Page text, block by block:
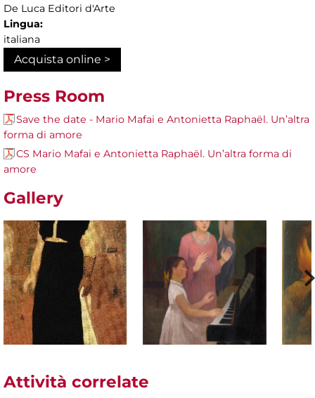
De Luca Editori d'Arte
Lingua:
italiana
Acquista online >
Press Room
Save the date - Mario Mafai e Antonietta Raphaël. Un’altra
forma di amore
CS Mario Mafai e Antonietta Raphaël. Un’altra forma di
amore
Gallery
Attività correlate